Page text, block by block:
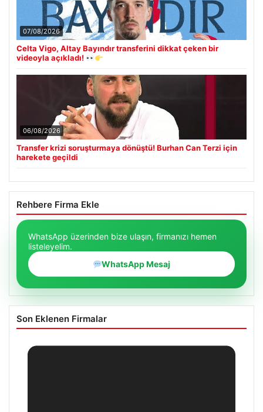
07/08/2026
Celta Vigo, Altay Bayındır transferini dikkat çeken bir
videoyla açıkladı!
06/08/2026
Transfer krizi soruşturmaya dönüştü! Burhan Can Terzi için
harekete geçildi
Rehbere Firma Ekle
WhatsApp üzerinden bize ulaşın, firmanızı hemen
listeleyelim.
WhatsApp Mesaj
Son Eklenen Firmalar